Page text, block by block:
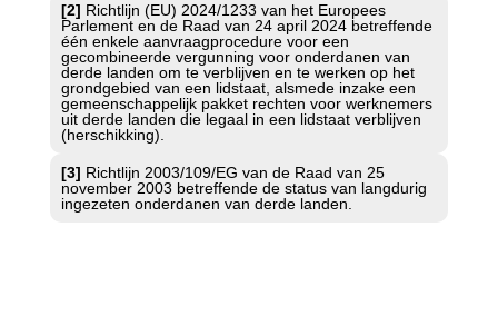
[2] Richtlijn (EU) 2024/1233 van het Europees
Parlement en de Raad van 24 april 2024 betreffende
één enkele aanvraagprocedure voor een
gecombineerde vergunning voor onderdanen van
derde landen om te verblijven en te werken op het
grondgebied van een lidstaat, alsmede inzake een
gemeenschappelijk pakket rechten voor werknemers
uit derde landen die legaal in een lidstaat verblijven
(herschikking).
[3] Richtlĳn 2003/109/EG van de Raad van 25
november 2003 betreffende de status van langdurig
ingezeten onderdanen van derde landen.